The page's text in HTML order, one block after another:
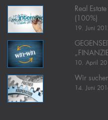
Real
(100%)
19. Juni
10. April
Wir
14. Juni